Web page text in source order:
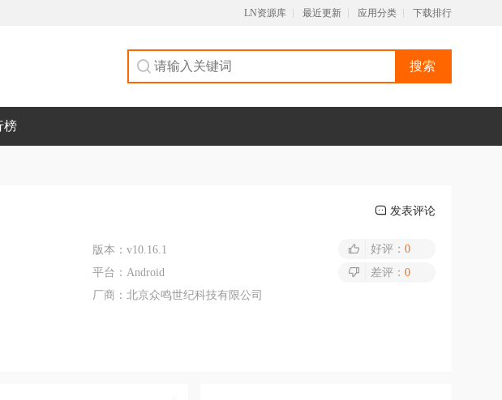
LN资源库 最近更新 应用分类 下载排行
搜索
榜
发表评论
版本： v10.16.1
平台： Android
厂商： 北京众鸣世纪科技有限公司
好评： 0
差评： 0